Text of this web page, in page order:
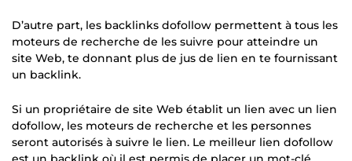
D’autre part, les backlinks dofollow permettent à tous les
moteurs de recherche de les suivre pour atteindre un
site Web, te donnant plus de jus de lien en te fournissant
un backlink.
Si un propriétaire de site Web établit un lien avec un lien
dofollow, les moteurs de recherche et les personnes
seront autorisés à suivre le lien. Le meilleur lien dofollow